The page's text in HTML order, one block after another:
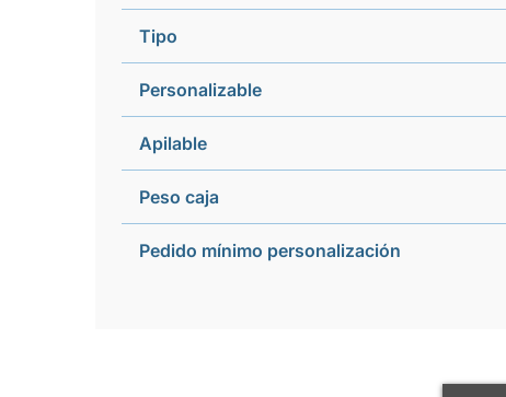
Tipo
Personalizable
Apilable
Peso caja
Pedido mínimo personalización